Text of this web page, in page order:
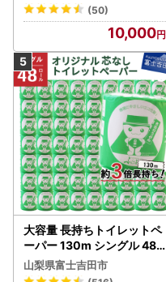
(50)
10,000
大容量 長持ちトイレットペ
ーパー 130m シングル 48R
芯なし 3倍巻 トイレット
山梨県富士吉田市